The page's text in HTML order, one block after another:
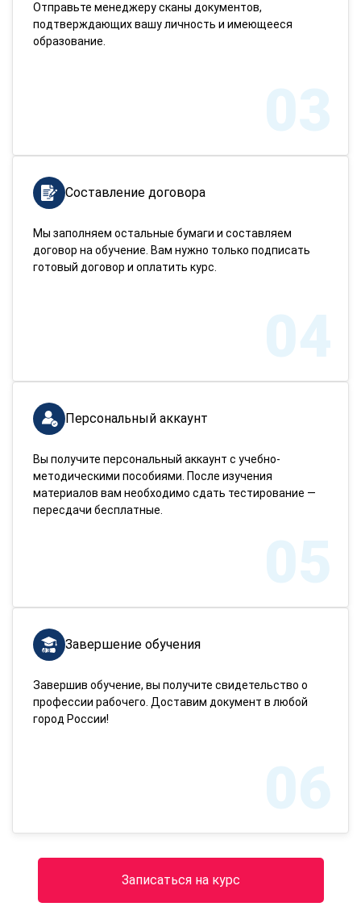
Отправьте менеджеру сканы документов,
подтверждающих вашу личность и имеющееся
образование.
03
Составление договора
Мы заполняем остальные бумаги и составляем
договор на обучение. Вам нужно только подписать
готовый договор и оплатить курс.
04
Персональный аккаунт
Вы получите персональный аккаунт с учебно-
методическими пособиями. После изучения
материалов вам необходимо сдать тестирование —
пересдачи бесплатные.
05
Завершение обучения
Завершив обучение, вы получите свидетельство о
профессии рабочего. Доставим документ в любой
город России!
06
Записаться на курс